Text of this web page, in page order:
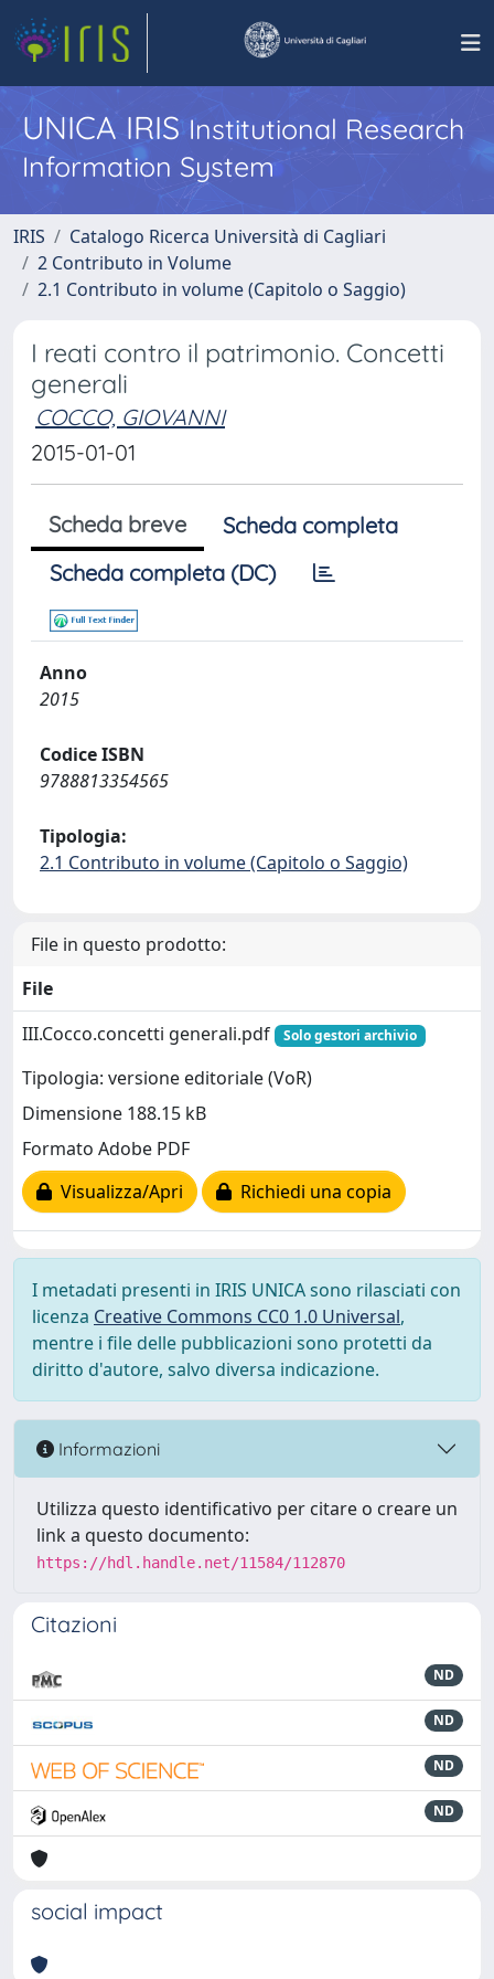
UNICA IRISInstitutional Research
Information System
IRIS
Catalogo Ricerca Università di Cagliari
2 Contributo in Volume
2.1 Contributo in volume (Capitolo o Saggio)
I reati contro il patrimonio. Concetti
generali
COCCO, GIOVANNI
2015-01-01
Scheda breve
Scheda completa
Scheda completa (DC)
Anno
2015
Codice ISBN
9788813354565
Tipologia:
2.1 Contributo in volume (Capitolo o Saggio)
File in questo prodotto:
File
III.Cocco.concetti generali.pdf
Solo gestori archivio
Tipologia: versione editoriale (VoR)
Dimensione 188.15 kB
Formato Adobe PDF
Visualizza/Apri
Richiedi una copia
I metadati presenti in IRIS UNICA sono rilasciati con
licenza Creative Commons CC0 1.0 Universal,
mentre i file delle pubblicazioni sono protetti da
diritto d'autore, salvo diversa indicazione.
Informazioni
Utilizza questo identificativo per citare o creare un
link a questo documento:
https://hdl.handle.net/11584/112870
Citazioni
ND
ND
ND
ND
social impact